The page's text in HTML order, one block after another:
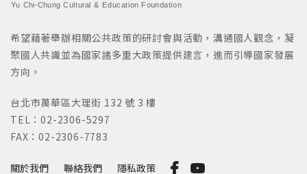
Yu Chi-Chung Cultural & Education Foundation
關於我們 聯絡我們 隱私政策
希望藉著舉辦相關公共政策的研討會與活動，溝通國人觀念，凝
聚國人共識並為國家諸多重大政策提供建言，進而引導國家發展
方向。
台北市萬華區大理街 132 號 3 樓
TEL：02-2306-5297
FAX：02-2306-7783